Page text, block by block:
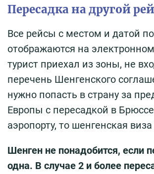
Пересадка на другой
Все рейсы с местом и датой
отображаются на
турист приехал из зоны, не
перечень Шенгенского
нужно попасть в страну за
Европы с пересадкой в
аэропорту, то шенгенская
Шенген не понадобится, если
одна. В случае 2 и более